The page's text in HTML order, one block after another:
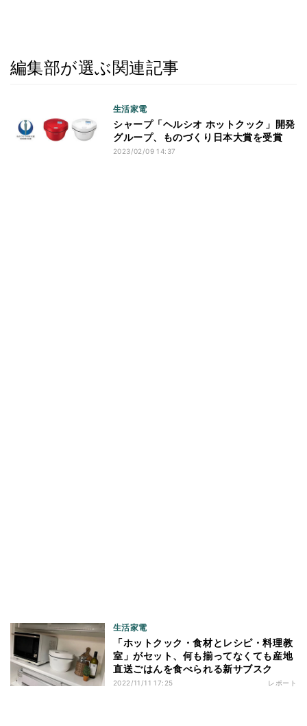
編集部が選ぶ関連記事
生活家電
シャープ「ヘルシオ ホットクック」開発
グループ、ものづくり日本大賞を受賞
2023/02/09 14:37
生活家電
「ホットクック・食材とレシピ・料理教
室」がセット、何も揃ってなくても産地
直送ごはんを食べられる新サブスク
2022/11/11 17:25 レポート